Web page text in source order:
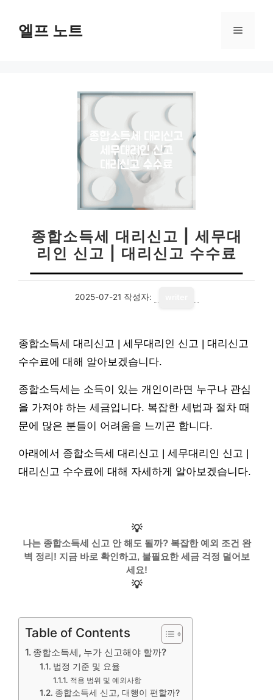
엘프 노트 메
종합소득세 대리신고 | 세무대
리인 신고 | 대리신고 수수료
2025-07-21 작성자:
종합소득세 대리신고 | 세무대리인 신고 | 대리신고
수수료에 대해 알아보겠습니다.
종합소득세는 소득이 있는 개인이라면 누구나 관심
을 가져야 하는 세금입니다. 복잡한 세법과 절차 때
문에 많은 분들이 어려움을 느끼곤 합니다.
아래에서 종합소득세 대리신고 | 세무대리인 신고 |
대리신고 수수료에 대해 자세하게 알아보겠습니다.
💡
나는 종합소득세 신고 안 해도 될까? 복잡한 예외 조건 완
벽 정리! 지금 바로 확인하고, 불필요한 세금 걱정 덜어보
세요!
💡
Table of Contents
종합소득세, 누가 신고해야 할까?
법정 기준 및 요율
적용 범위 및 예외사항
종합소득세 신고, 대행이 편할까?